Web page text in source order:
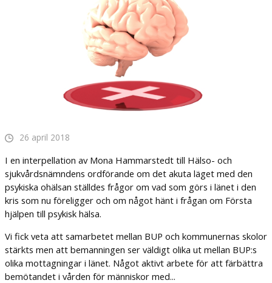
26 april 2018
I en interpellation av Mona Hammarstedt till Hälso- och
sjukvårdsnämndens ordförande om det akuta läget med den
psykiska ohälsan ställdes frågor om vad som görs i länet i den
kris som nu föreligger och om något hänt i frågan om Första
hjälpen till psykisk hälsa.
Vi fick veta att samarbetet mellan BUP och kommunernas skolor
stärkts men att bemanningen ser väldigt olika ut mellan BUP:s
olika mottagningar i länet. Något aktivt arbete för att färbättra
bemötandet i vården för människor med...